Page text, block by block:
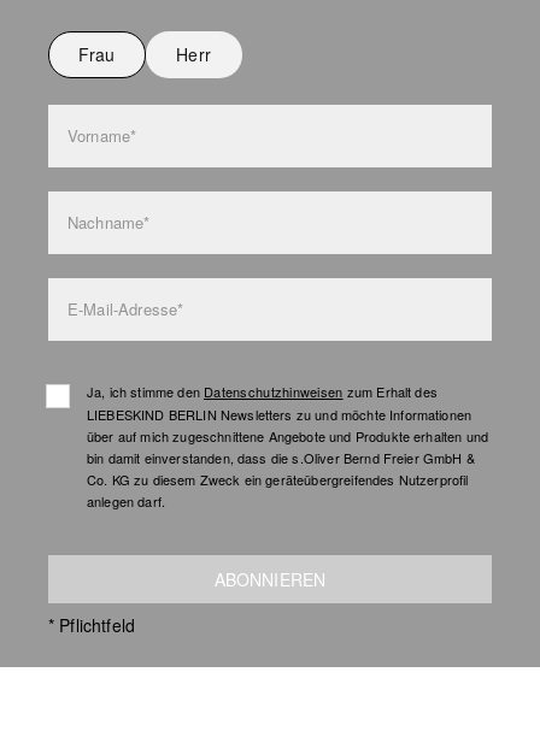
Nicht waschen
Frau Herr
Vorname*
Nachname*
E-Mail-Adresse*
Ja, ich stimme den Datenschutzhinweisen zum Erhalt des
LIEBESKIND BERLIN Newsletters zu und möchte Informationen
über auf mich zugeschnittene Angebote und Produkte erhalten und
bin damit einverstanden, dass die s.Oliver Bernd Freier GmbH &
Co. KG zu diesem Zweck ein geräteübergreifendes Nutzerprofil
anlegen darf.
ABONNIEREN
* Pflichtfeld